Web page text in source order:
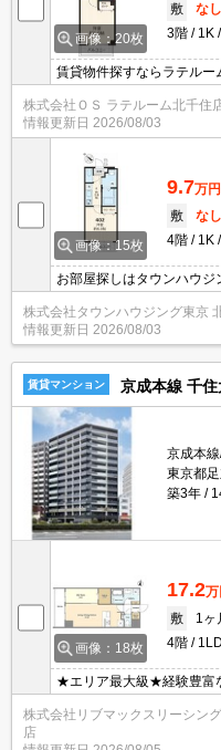
画像：20枚
敷
なし
3階
1K
賃貸物件探すならラテルー
株式会社ＯＳ ラテルーム北千住
情報更新日 2026/08/03
画像：15枚
9.7万円
敷
なし
4階
1K
お部屋探しはタウンハウ
株式会社タウンハウジング東京
情報更新日 2026/08/03
賃貸マンション 京成本線 千
京成本
東京都
築3年
画像：18枚
17.2万
敷
1ヶ
4階
★エリア最大級★経験豊富
株式会社リブマックスリーシング
店